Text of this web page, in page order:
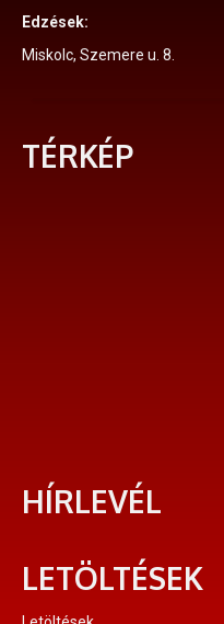
Edzések:
Miskolc, Szemere u. 8.
TÉRKÉP
HÍRLEVÉL
LETÖLTÉSEK